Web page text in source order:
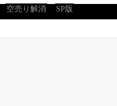
空売り解消 SP版